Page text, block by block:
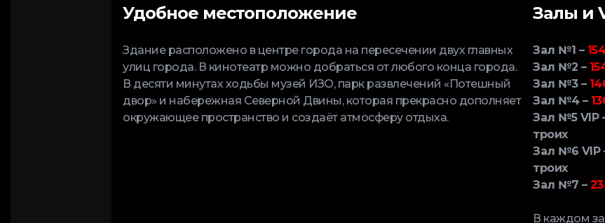
Удобное местоположение
Здание расположено в центре города на пересечении двух главных
улиц города. В кинотеатр можно добраться от любого конца города.
В десяти минутах ходьбы музей ИЗО, парк развлечений «Потешный
двор» и набережная Северной Двины, которая прекрасно дополняет
окружающее пространство и создаёт атмосферу отдыха.
Залы и
Зал №1 – 154
Зал №2 –
Зал №3 –
Зал №4 –
Зал №5 VIP
троих
Зал №6 VIP
троих
Зал №7 –
В каждом